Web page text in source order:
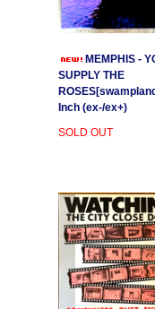
MEMPHIS -
SUPPLY THE
Inch (ex-/ex+)
SOLD OUT